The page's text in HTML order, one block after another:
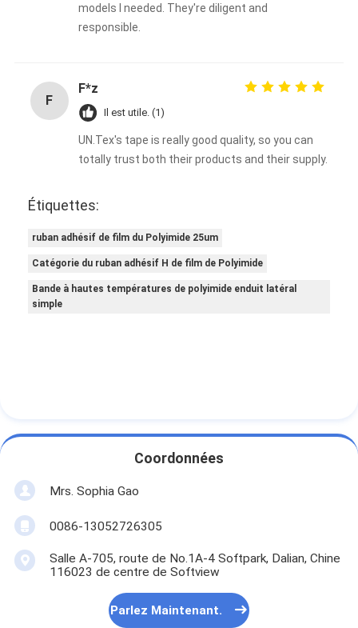
models I needed. They're diligent and
responsible.
F
F*z
Il est utile. (1)
UN.Tex's tape is really good quality, so you can
totally trust both their products and their supply.
Étiquettes:
ruban adhésif de film du Polyimide 25um
Catégorie du ruban adhésif H de film de Polyimide
Bande à hautes températures de polyimide enduit latéral
simple
Coordonnées
Mrs. Sophia Gao
0086-13052726305
Salle A-705, route de No.1A-4 Softpark, Dalian, Chine
116023 de centre de Softview
Parlez Maintenant.